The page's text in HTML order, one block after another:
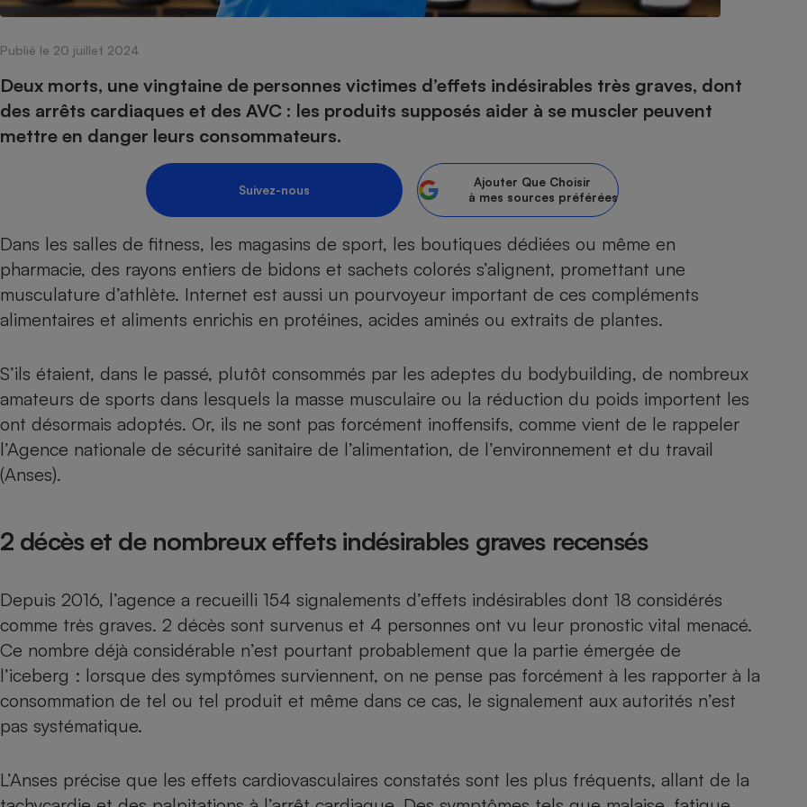
Publié le 20 juillet 2024
Deux morts, une vingtaine de personnes victimes d’effets indésirables très graves, dont
des arrêts cardiaques et des AVC : les produits supposés aider à se muscler peuvent
mettre en danger leurs consommateurs.
Suivez-nous
Ajouter Que Choisir
à mes sources préférées
Dans les salles de fitness, les magasins de sport, les boutiques dédiées ou même en
pharmacie, des rayons entiers de bidons et sachets colorés s’alignent, promettant une
musculature d’athlète. Internet est aussi un pourvoyeur important de ces compléments
alimentaires et aliments enrichis en protéines, acides aminés ou extraits de plantes.
S’ils étaient, dans le passé, plutôt consommés par les adeptes du bodybuilding, de nombreux
amateurs de sports dans lesquels la masse musculaire ou la réduction du poids importent les
ont désormais adoptés. Or, ils ne sont pas forcément inoffensifs, comme vient de le rappeler
l’Agence nationale de sécurité sanitaire de l’alimentation, de l’environnement et du travail
(Anses).
2 décès et de nombreux effets indésirables graves recensés
Depuis 2016, l’agence a recueilli 154 signalements d’effets indésirables dont 18 considérés
comme très graves. 2 décès sont survenus et 4 personnes ont vu leur pronostic vital menacé.
Ce nombre déjà considérable n’est pourtant probablement que la partie émergée de
l’iceberg : lorsque des symptômes surviennent, on ne pense pas forcément à les rapporter à la
consommation de tel ou tel produit et même dans ce cas, le signalement aux autorités n’est
pas systématique.
L’Anses précise que les effets cardiovasculaires constatés sont les plus fréquents, allant de la
Complément
alimentaire
Foie gras
Champagne - Comment choisir une
bouteille de champagne
Assurance emprunteur
Banque en ligne
Petit électroménager - Ustensile
Lave-linge Lave-vaisselle
Climatiseur -
Ventilateur
Aspirateur
Internet
Téléviseur Ordinateur portable
Antivirus
Radiateur électrique Électricité - Gaz
Climatiseur -
Ventilateur
Lessive
Antimoustique Crème solaire